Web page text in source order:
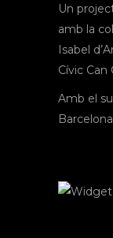
Un
amb la
Isabel
Cívic Can
Amb el